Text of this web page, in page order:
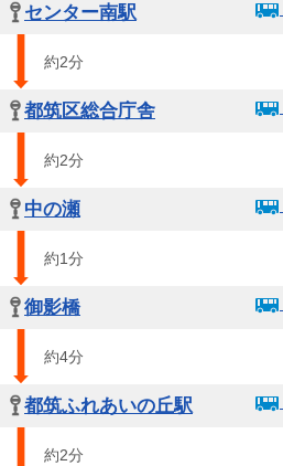
センター南駅
約2分
都筑区総合庁舎
約2分
中の瀬
約1分
御影橋
約4分
都筑ふれあいの丘駅
約2分